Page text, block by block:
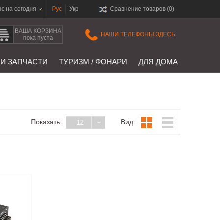
на сегодня Рус Укр Сравнение товаров (0)
ВАША КОРЗИНА
пока пуста
НАШИ ТЕЛЕФОНЫ ЗДЕСЬ
ЗАПЧАСТИ ТУРИЗМ / ФОНАРИ ДЛЯ ДОМА
Показать: 12 Вид: